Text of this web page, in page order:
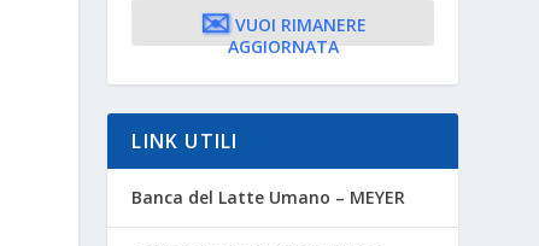
✉️ VUOI RIMANERE
AGGIORNATA
LINK UTILI
Banca del Latte Umano – MEYER